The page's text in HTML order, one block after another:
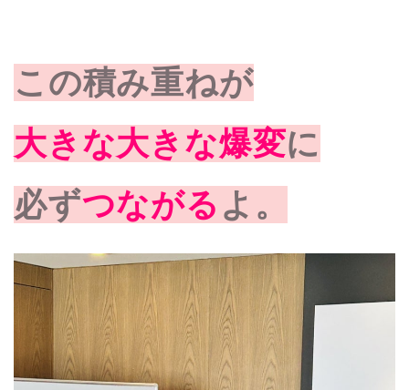
この積み重ねが
大きな大きな爆変に
必ずつながる よ。